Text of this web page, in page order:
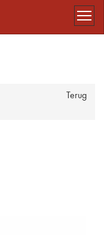
Terug